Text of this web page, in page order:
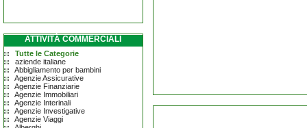
ATTIVITÀ COMMERCIALI
Tutte le Categorie
aziende italiane
Abbigliamento per bambini
Agenzie Assicurative
Agenzie Finanziarie
Agenzie Immobiliari
Agenzie Interinali
Agenzie Investigative
Agenzie Viaggi